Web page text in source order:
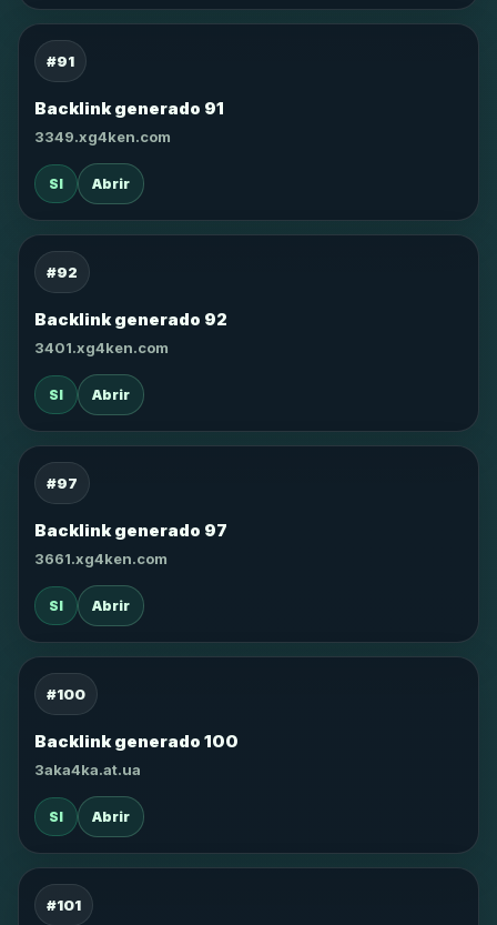
#91
Backlink generado 91
3349.xg4ken.com
SI Abrir
#92
Backlink generado 92
3401.xg4ken.com
SI Abrir
#97
Backlink generado 97
3661.xg4ken.com
SI Abrir
#100
Backlink generado 100
3aka4ka.at.ua
SI Abrir
#101